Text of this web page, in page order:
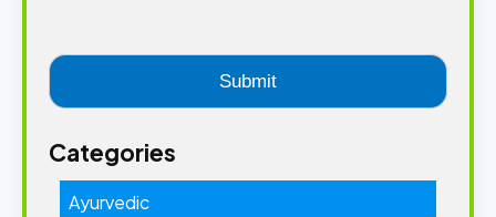
Categories
Ayurvedic